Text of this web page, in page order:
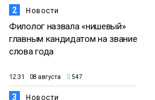
2 Новости
Филолог назвала «нишевый»
главным кандидатом на звание
слова года
12:31 08 августа 547
3 Новости